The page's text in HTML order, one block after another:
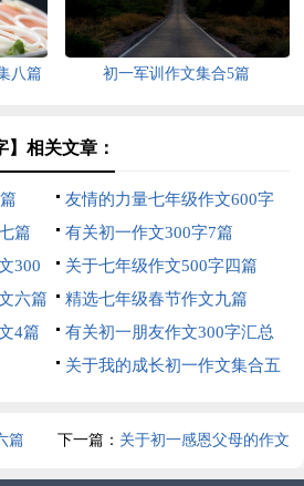
八篇 初一军训作文集合5篇
】相关文章：
友情的力量七年级作文600字
篇
有关初一作文300字7篇
300
关于七年级作文500字四篇
六篇
精选七年级春节作文九篇
4篇
有关初一朋友作文300字汇总
六篇
关于我的成长初一作文集合五
篇 下一篇： 关于初一感恩父母的作文
400字集锦十篇